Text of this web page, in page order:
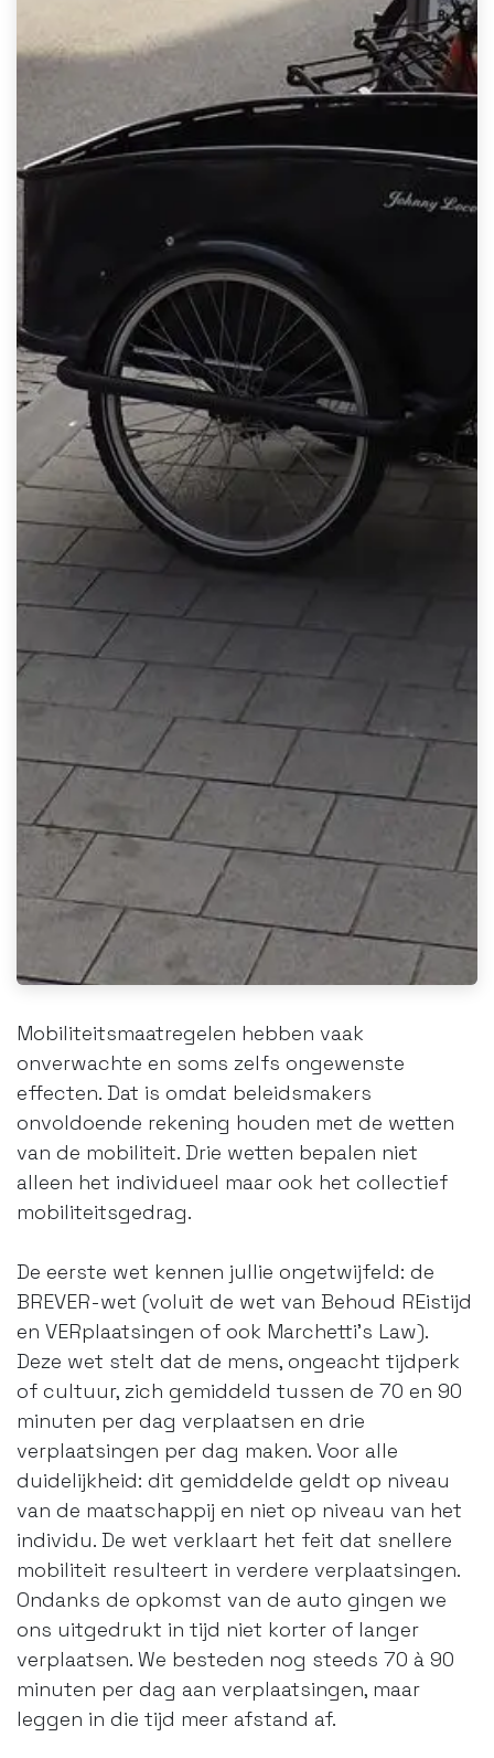
Mobiliteitsmaatregelen hebben vaak
onverwachte en soms zelfs ongewenste
effecten. Dat is omdat beleidsmakers
onvoldoende rekening houden met de wetten
van de mobiliteit. Drie wetten bepalen niet
alleen het individueel maar ook het collectief
mobiliteitsgedrag.
De eerste wet kennen jullie ongetwijfeld: de
BREVER-wet (voluit de wet van Behoud REistijd
en VERplaatsingen of ook Marchetti’s Law).
Deze wet stelt dat de mens, ongeacht tijdperk
of cultuur, zich gemiddeld tussen de 70 en 90
minuten per dag verplaatsen en drie
verplaatsingen per dag maken. Voor alle
duidelijkheid: dit gemiddelde geldt op niveau
van de maatschappij en niet op niveau van het
individu. De wet verklaart het feit dat snellere
mobiliteit resulteert in verdere verplaatsingen.
Ondanks de opkomst van de auto gingen we
ons uitgedrukt in tijd niet korter of langer
verplaatsen. We besteden nog steeds 70 à 90
minuten per dag aan verplaatsingen, maar
leggen in die tijd meer afstand af.